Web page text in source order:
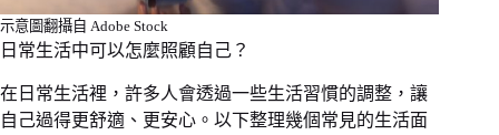
示意圖翻攝自 Adobe Stock
日常生活中可以怎麼照顧自己？
在日常生活裡，許多人會透過一些生活習慣的調整，讓
自己過得更舒適、更安心。以下整理幾個常見的生活面